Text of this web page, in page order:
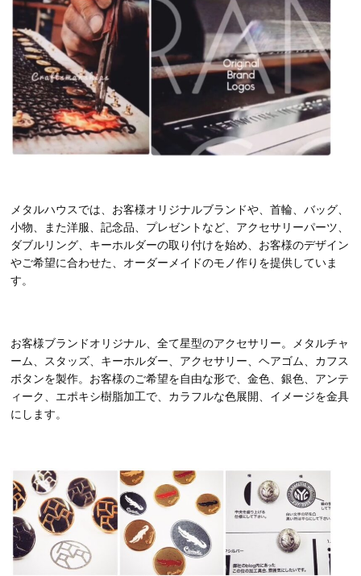
メタルハウスでは、お客様オリジナルブランドや、首輪、バッグ、
小物、また洋服、記念品、プレゼントなど、アクセサリーパーツ、
ダブルリング、キーホルダーの取り付けを始め、お客様のデザイン
やご希望に合わせた、オーダーメイドのモノ作りを提供していま
す。
お客様ブランドオリジナル、全て星型のアクセサリー。メタルチャ
ーム、スタッズ、キーホルダー、アクセサリー、ヘアゴム、カフス
ボタンを製作。お客様のご希望を自由な形で、金色、銀色、アンテ
ィーク、エポキシ樹脂加工で、カラフルな色展開、イメージを金具
にします。